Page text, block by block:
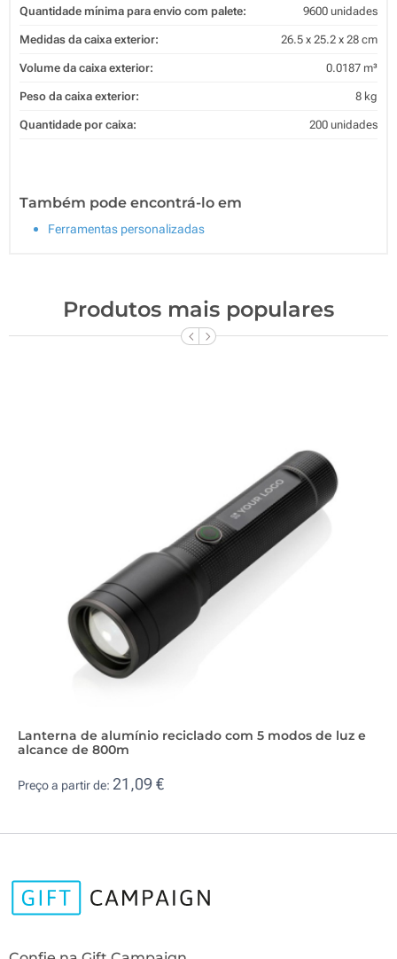
Quantidade mínima para envio com palete: 9600 unidades
Medidas da caixa exterior: 26.5 x 25.2 x 28 cm
Volume da caixa exterior: 0.0187 m³
Peso da caixa exterior: 8 kg
Quantidade por caixa: 200 unidades
Também pode encontrá-lo em
Ferramentas personalizadas
Produtos mais populares
Lanterna de alumínio reciclado com 5 modos de luz e
alcance de 800m
Preço a partir de: 21,09 €